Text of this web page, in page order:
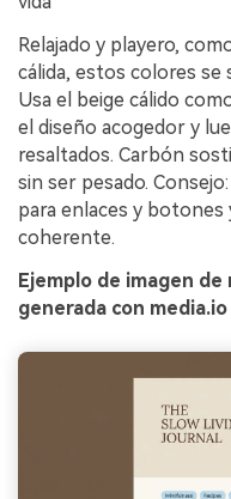
Relajado y playero,
cálida, estos colores se
Usa el beige cálido
el diseño acogedor y
resaltados. Carbón
sin ser pesado.
para enlaces y botones
coherente.
Ejemplo de imagen
generada con media.io